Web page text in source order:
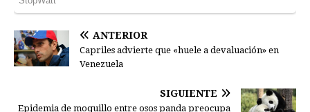
ANTERIOR
Capriles advierte que «huele a devaluación» en
Venezuela
SIGUIENTE
Epidemia de moquillo entre osos panda preocupa